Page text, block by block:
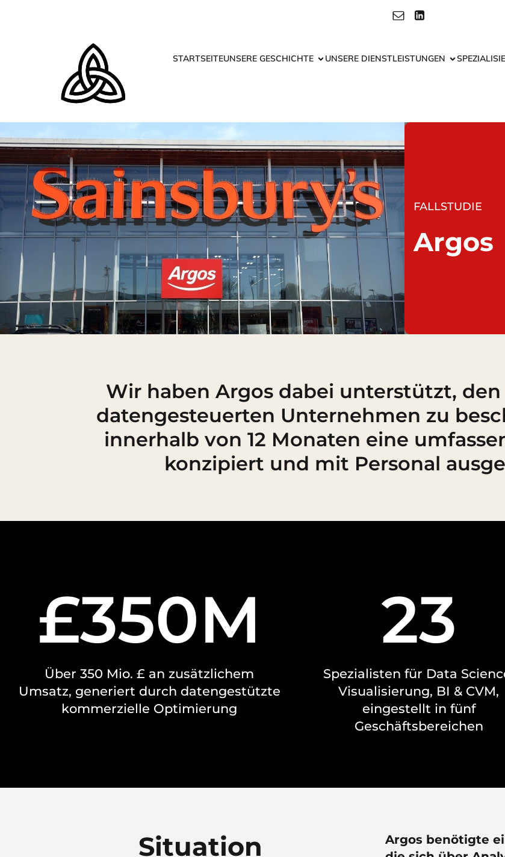
STARTSEITEUNSERE GESCHICHTE UNSERE DIENSTLEISTUNGEN
FALLSTUDIE
Argos
Wir haben Argos dabei unterstützt,
datengesteuerten Unternehmen zu
innerhalb von 12 Monaten eine
konzipiert und mit Personal
Über 350 Mio. £ an zusätzlichem
Umsatz, generiert durch datengestützte
kommerzielle Optimierung
£350M
Spezialisten für Data
Visualisierung, BI & CVM,
eingestellt in fünf
Geschäftsbereichen
23
Situation
Argos benötigte